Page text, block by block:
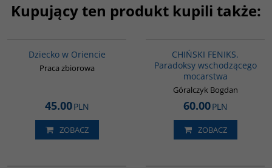
Kupujący ten produkt kupili także:
Dziecko w Oriencie
Praca zbiorowa
45.00PLN
ZOBACZ
CHIŃSKI FENIKS.
Paradoksy wschodzącego
mocarstwa
Góralczyk Bogdan
60.00PLN
ZOBACZ